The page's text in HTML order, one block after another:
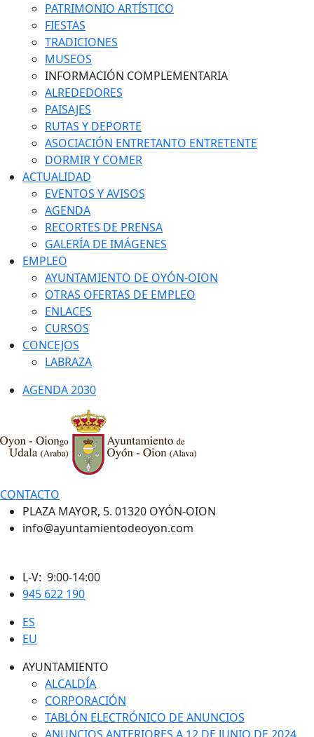
PATRIMONIO ARTÍSTICO
FIESTAS
TRADICIONES
MUSEOS
INFORMACIÓN COMPLEMENTARIA
ALREDEDORES
PAISAJES
RUTAS Y DEPORTE
ASOCIACIÓN ENTRETANTO ENTRETENTE
DORMIR Y COMER
ACTUALIDAD
EVENTOS Y AVISOS
AGENDA
RECORTES DE PRENSA
GALERÍA DE IMÁGENES
EMPLEO
AYUNTAMIENTO DE OYÓN-OION
OTRAS OFERTAS DE EMPLEO
ENLACES
CURSOS
CONCEJOS
LABRAZA
AGENDA 2030
CONTACTO
PLAZA MAYOR, 5. 01320 OYÓN-OION
info@ayuntamientodeoyon.com
L-V: 9:00-14:00
945 622 190
ES
EU
AYUNTAMIENTO
ALCALDÍA
CORPORACIÓN
TABLÓN ELECTRÓNICO DE ANUNCIOS